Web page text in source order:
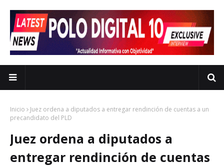
Inicio
Juez ordena a diputados a entregar rendinción de cuentas a un
Juez ordena a diputados a
entregar rendinción de cuentas